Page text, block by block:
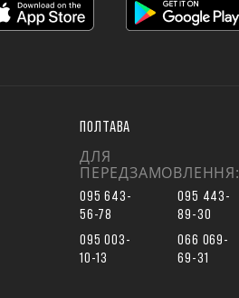
ПОЛТАВА
ДЛЯ
ПЕРЕДЗАМОВЛЕННЯ:
095 643-
56-78
095 003-
10-13
095 443-
89-30
066 069-
69-31